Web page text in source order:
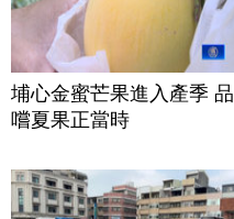
埔心金蜜芒果進入產季 品
嚐夏果正當時